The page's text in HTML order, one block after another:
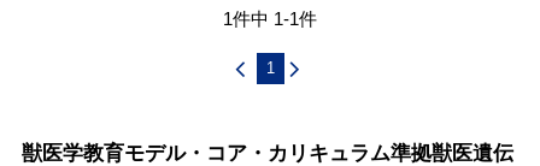
1件中 1-1件
1
獣医学教育モデル・コア・カリキュラム準拠獣医遺伝